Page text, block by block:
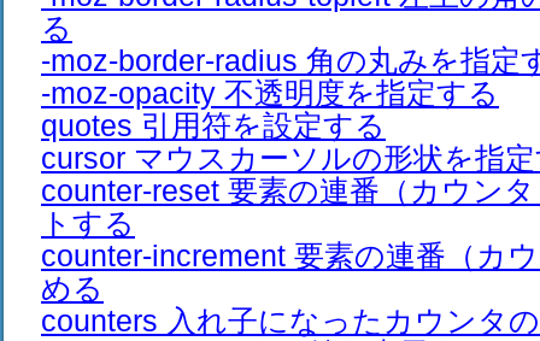
る
-moz-border-radius 角の丸みを指定
-moz-opacity 不透明度を指定する
quotes 引用符を設定する
cursor マウスカーソルの形状を指
counter-reset 要素の連番（カウン
トする
counter-increment 要素の連番（カ
める
counters 入れ子になったカウンタ